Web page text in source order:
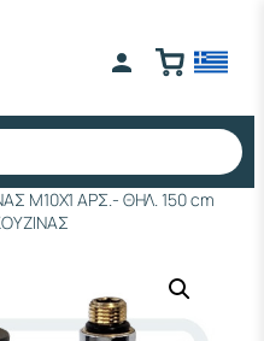
Μ10Χ1 ΑΡΣ.- ΘΗΛ. 150 cm